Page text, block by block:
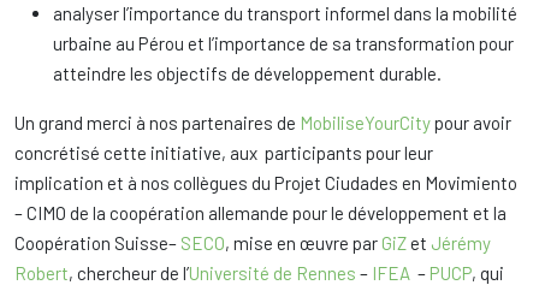
analyser l’importance du transport informel dans la mobilité
urbaine au Pérou et l’importance de sa transformation pour
atteindre les objectifs de développement durable.
Un grand merci à nos partenaires de MobiliseYourCitypour avoir
concrétisé cette initiative, aux participants pour leur
implication et à nos collègues du Projet Ciudades en Movimiento
– CIMO de la coopération allemande pour le développement et la
Coopération Suisse– SECO, mise en œuvre par GiZet Jérémy
Robert, chercheur de l’Université de Rennes – IFEA – PUCP, qui